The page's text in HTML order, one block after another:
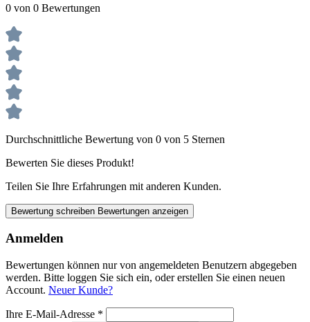
0 von 0 Bewertungen
Durchschnittliche Bewertung von 0 von 5 Sternen
Bewerten Sie dieses Produkt!
Teilen Sie Ihre Erfahrungen mit anderen Kunden.
Bewertung schreiben Bewertungen anzeigen
Anmelden
Bewertungen können nur von angemeldeten Benutzern abgegeben
werden. Bitte loggen Sie sich ein, oder erstellen Sie einen neuen
Account. Neuer Kunde?
Ihre E-Mail-Adresse *